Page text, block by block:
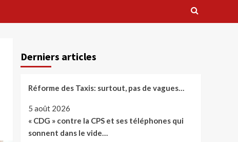
Derniers articles
Réforme des Taxis: surtout, pas de vagues…
5 août 2026
« CDG » contre la CPS et ses téléphones qui
sonnent dans le vide…